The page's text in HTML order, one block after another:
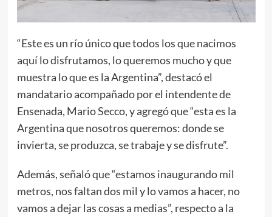
“Este es un río único que todos los que nacimos
aquí lo disfrutamos, lo queremos mucho y que
muestra lo que es la Argentina”, destacó el
mandatario acompañado por el intendente de
Ensenada, Mario Secco, y agregó que “esta es la
Argentina que nosotros queremos: donde se
invierta, se produzca, se trabaje y se disfrute”.
Además, señaló que “estamos inaugurando mil
metros, nos faltan dos mil y lo vamos a hacer, no
vamos a dejar las cosas a medias”, respecto a la